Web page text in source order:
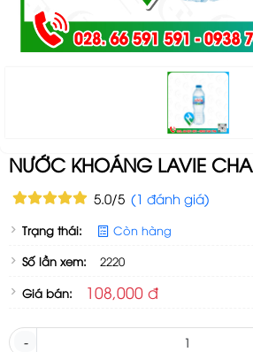
NƯỚC KHOÁNG LAVIE
5.0/5 (1 đánh giá)
Trạng thái:
Còn hàng
Số lần xem:
2220
Giá bán:
108,000 đ
-